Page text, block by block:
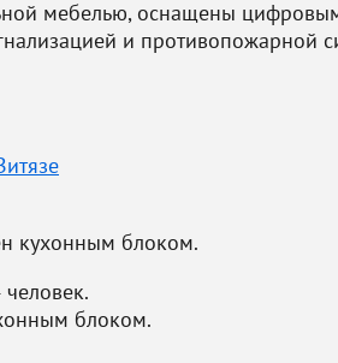
мебелью, оснащены
и противопожарной
кухонным блоком.
блоком.